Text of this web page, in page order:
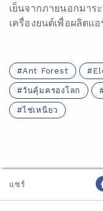
เย็นจากภายนอกมาร
เครื่องยนต์เพื่อผลิตแ
Ant Forest
วันคุ้มครองโลก
ไช่เหนียว
แชร์